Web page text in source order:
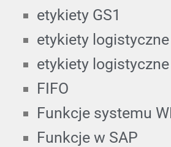
etykiety GS1
etykiety logistyczne
etykiety logistyczne
FIFO
Funkcje systemu
Funkcje w SAP